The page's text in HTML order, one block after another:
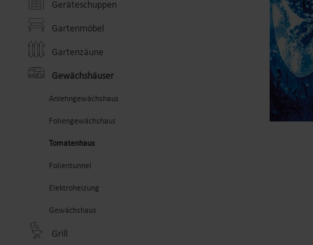
Geräteschuppen
Gartenmöbel
Gartenzäune
Gewächshäuser
Anlehngewächshaus
Foliengewächshaus
Tomatenhaus
Folientunnel
Elektroheizung
Gewächshaus
Grill